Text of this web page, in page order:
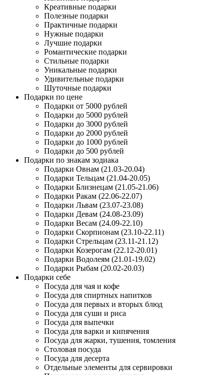
Креативные подарки
Полезные подарки
Практичные подарки
Нужные подарки
Лучшие подарки
Романтические подарки
Стильные подарки
Уникальные подарки
Удивительные подарки
Шуточные подарки
Подарки по цене
Подарки от 5000 рублей
Подарки до 5000 рублей
Подарки до 3000 рублей
Подарки до 2000 рублей
Подарки до 1000 рублей
Подарки до 500 рублей
Подарки по знакам зодиака
Подарки Овнам (21.03-20.04)
Подарки Тельцам (21.04-20.05)
Подарки Близнецам (21.05-21.06)
Подарки Ракам (22.06-22.07)
Подарки Львам (23.07-23.08)
Подарки Девам (24.08-23.09)
Подарки Весам (24.09-22.10)
Подарки Скорпионам (23.10-22.11)
Подарки Стрельцам (23.11-21.12)
Подарки Козерогам (22.12-20.01)
Подарки Водолеям (21.01-19.02)
Подарки Рыбам (20.02-20.03)
Подарки себе
Посуда для чая и кофе
Посуда для спиртных напитков
Посуда для первых и вторых блюд
Посуда для суши и риса
Посуда для выпечки
Посуда для варки и кипячения
Посуда для жарки, тушения, томления
Столовая посуда
Посуда для десерта
Отдельные элементы для сервировки